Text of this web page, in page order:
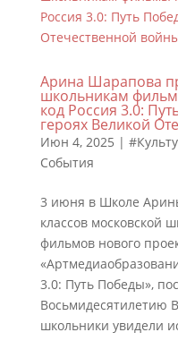
Арина Шарапова
школьникам
код Россия 3.0:
героях Великой
Июн 4, 2025 |
События
3 июня в Школе
классов московской
фильмов нового
3.0: Путь Победы»,
Восьмидесятилетию
школьники увидели